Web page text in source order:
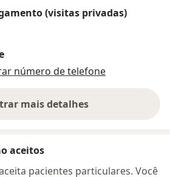
(visitas privadas)
número de telefone
mais detalhes
sobre o endereço
aceitos
pacientes particulares. Você